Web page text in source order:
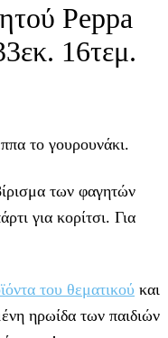
Peppa
16τεμ.
το γουρουνάκι.
των φαγητών
για κορίτσι. Για
του θεματικού και
ηρωίδα των παιδιών